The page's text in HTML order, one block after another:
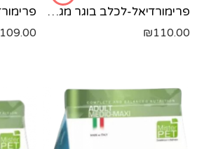
פרימורדיאל-לכלב בוגר מגזע קטן-שליו וברווז-2 קג
₪110.00
109.00